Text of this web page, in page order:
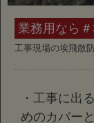
業務用なら
工事現場の埃飛散
・工事に出
めのカバー